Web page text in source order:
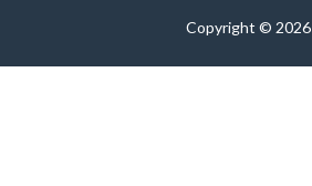
Copyright © 2026